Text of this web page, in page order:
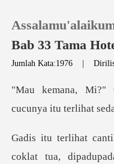
Riwayat
Bab 33 Tama
Jumlah Kata:1976 |
cucunya itu terlihat s